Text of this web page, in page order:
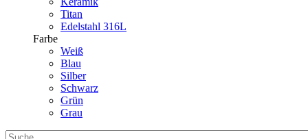
Titan
Edelstahl 316L
Farbe
Weiß
Blau
Silber
Schwarz
Grün
Grau